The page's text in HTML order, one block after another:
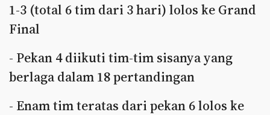
1-3 (total 6 tim dari 3 hari) lolos ke Grand
Final
- Pekan 4 diikuti tim-tim sisanya yang
berlaga dalam 18 pertandingan
- Enam tim teratas dari pekan 6 lolos ke